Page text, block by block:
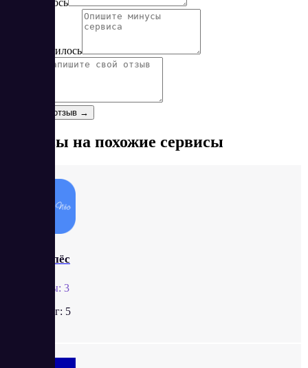
Не понравилось
Оставить отзыв →
Отзывы на похожие сервисы
Звонопёс
Отзывы: 3
Рейтинг: 5